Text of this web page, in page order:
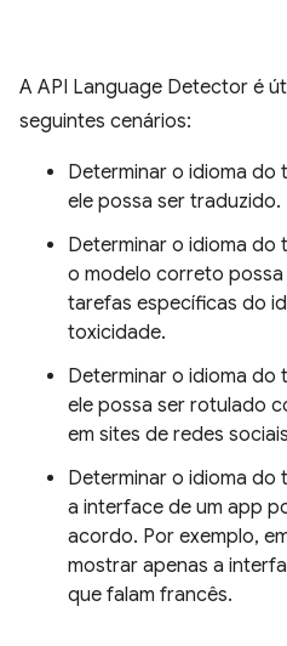
A API Language Detector é
seguintes cenários:
Determinar o idioma
ele possa ser traduzido.
Determinar o idioma
o modelo correto
tarefas específicas do
toxicidade.
Determinar o idioma
ele possa ser rotulado
em sites de redes
Determinar o idioma
a interface de um app
acordo. Por exemplo,
mostrar apenas a
que falam francês.